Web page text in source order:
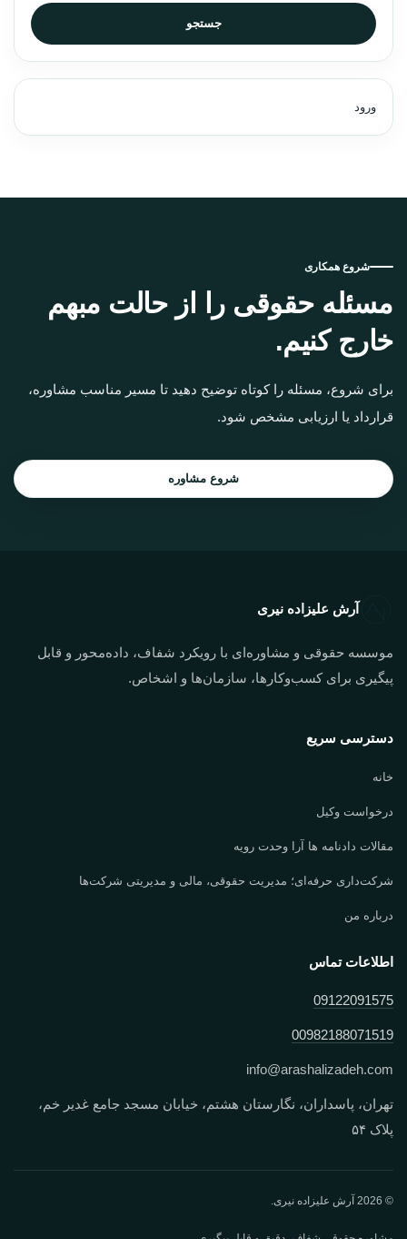
جستجو
ورود
شروع همکاری
مسئله حقوقی را از حالت مبهم
خارج کنیم.
برای شروع، مسئله را کوتاه توضیح دهید تا مسیر مناسب مشاوره،
قرارداد یا ارزیابی مشخص شود.
شروع مشاوره
آرش علیزاده نیری
موسسه حقوقی و مشاوره‌ای با رویکرد شفاف، داده‌محور و قابل
پیگیری برای کسب‌وکارها، سازمان‌ها و اشخاص.
دسترسی سریع
خانه
درخواست وکیل
مقالات دادنامه ها آرا وحدت رویه
شرکت‌داری حرفه‌ای؛ مدیریت حقوقی، مالی و مدیریتی شرکت‌ها
درباره من
اطلاعات تماس
09122091575
00982188071519
info@arashalizadeh.com
تهران، پاسداران، نگارستان هشتم، خیابان مسجد جامع غدیر خم،
پلاک ۵۴
© 2026 آرش علیزاده نیری.